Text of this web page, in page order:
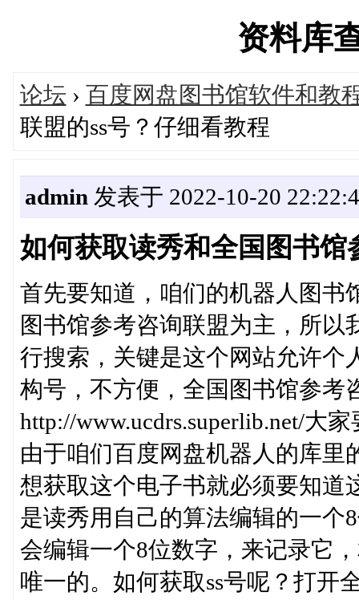
资料库
论坛 › 百度网盘图书馆软件和教
联盟的ss号？仔细看教程
admin 发表于 2022-10-20
如何获取读秀和全国图书馆
首先要知道，咱们的机器人图书
图书馆参考咨询联盟为主，所
行搜索，关键是这个网站允许个
构号，不方便，全国图书馆参考
http://www.ucdrs.superlib.net/大
由于咱们百度网盘机器人的库里
想获取这个电子书就必须要知道
是读秀用自己的算法编辑的一个
会编辑一个8位数字，来记录它
唯一的。如何获取ss号呢？打开